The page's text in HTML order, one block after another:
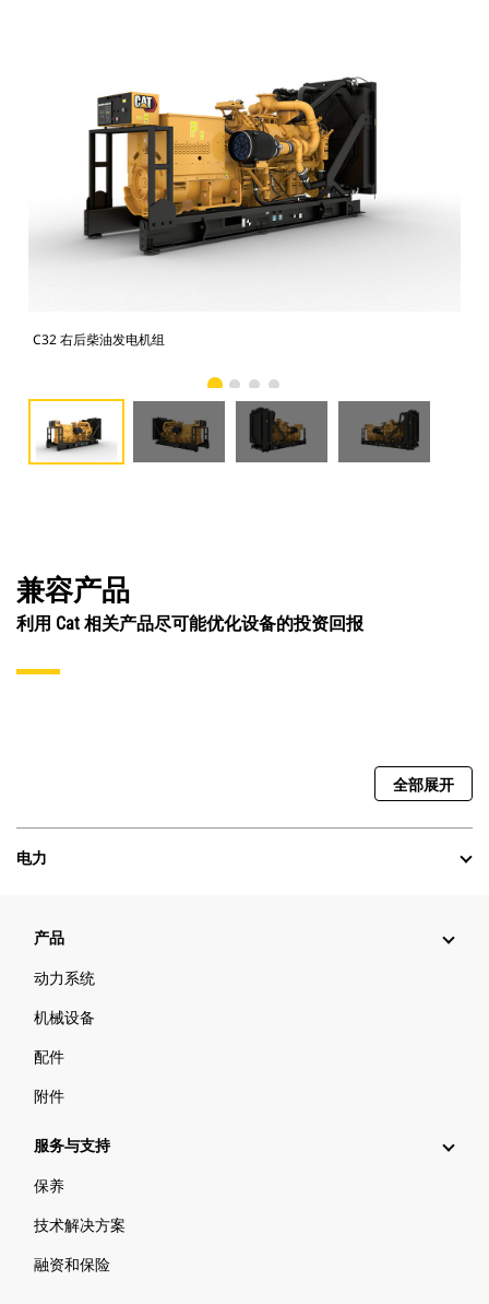
C32 右后柴油发电机组
兼容产品
利用 Cat 相关产品尽可能优化设备的投资回报
全部展开
电力
产品
动力系统
机械设备
配件
附件
服务与支持
保养
技术解决方案
融资和保险